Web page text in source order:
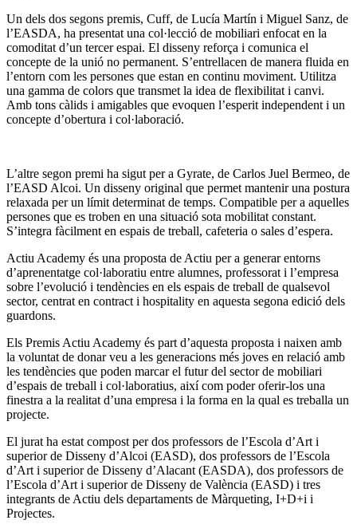
Un dels dos segons premis, Cuff, de Lucía Martín i Miguel Sanz, de
l’EASDA, ha presentat una col·lecció de mobiliari enfocat en la
comoditat d’un tercer espai. El disseny reforça i comunica el
concepte de la unió no permanent. S’entrellacen de manera fluida en
l’entorn com les persones que estan en continu moviment. Utilitza
una gamma de colors que transmet la idea de flexibilitat i canvi.
Amb tons càlids i amigables que evoquen l’esperit independent i un
concepte d’obertura i col·laboració.
L’altre segon premi ha sigut per a Gyrate, de Carlos Juel Bermeo, de
l’EASD Alcoi. Un disseny original que permet mantenir una postura
relaxada per un límit determinat de temps. Compatible per a aquelles
persones que es troben en una situació sota mobilitat constant.
S’integra fàcilment en espais de treball, cafeteria o sales d’espera.
Actiu Academy és una proposta de Actiu per a generar entorns
d’aprenentatge col·laboratiu entre alumnes, professorat i l’empresa
sobre l’evolució i tendències en els espais de treball de qualsevol
sector, centrat en contract i hospitality en aquesta segona edició dels
guardons.
Els Premis Actiu Academy és part d’aquesta proposta i naixen amb
la voluntat de donar veu a les generacions més joves en relació amb
les tendències que poden marcar el futur del sector de mobiliari
d’espais de treball i col·laboratius, així com poder oferir-los una
finestra a la realitat d’una empresa i la forma en la qual es treballa un
projecte.
El jurat ha estat compost per dos professors de l’Escola d’Art i
superior de Disseny d’Alcoi (EASD), dos professors de l’Escola
d’Art i superior de Disseny d’Alacant (EASDA), dos professors de
l’Escola d’Art i superior de Disseny de València (EASD) i tres
integrants de Actiu dels departaments de Màrqueting, I+D+i i
Projectes.